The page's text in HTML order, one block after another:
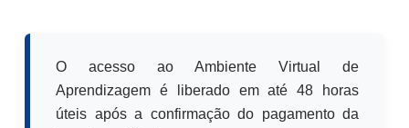
O acesso ao Ambiente Virtual de
Aprendizagem é liberado em até 48 horas
úteis após a confirmação do pagamento da